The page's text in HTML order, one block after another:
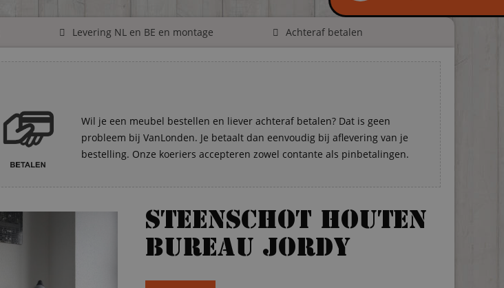
Levering NL en BE en montage Achteraf betalen
Wil je een meubel bestellen en liever achteraf betalen? Dat is geen
probleem bij VanLonden. Je betaalt dan eenvoudig bij aflevering van je
bestelling. Onze koeriers accepteren zowel contante als pinbetalingen.
Steenschot houten
bureau Jordy